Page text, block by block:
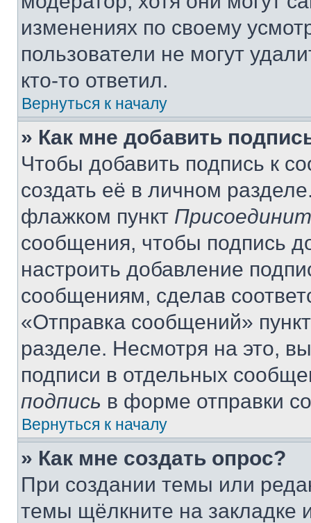
изменениях по своему
пользователи не могут
кто-то ответил.
Вернуться к началу
» Как мне добавить
Чтобы добавить подпись к
создать её в личном
флажком пункт
сообщения, чтобы подпись
настроить добавление
сообщениям, сделав
«Отправка сообщений»
разделе. Несмотря на это,
подписи в отдельных
подпись в форме отправки
Вернуться к началу
» Как мне создать опрос?
При создании темы или
темы щёлкните на